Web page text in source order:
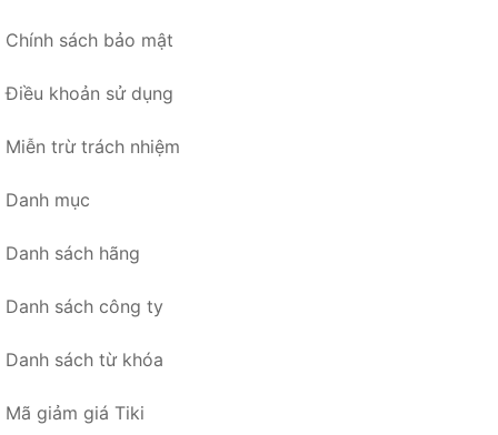
Chính sách bảo mật
Điều khoản sử dụng
Miễn trừ trách nhiệm
Danh mục
Danh sách hãng
Danh sách công ty
Danh sách từ khóa
Mã giảm giá Tiki